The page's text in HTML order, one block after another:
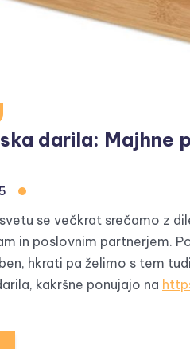
darila: Majhne
se večkrat srečamo z
in poslovnim partnerjem.
hkrati pa želimo s tem
kakršne ponujajo na